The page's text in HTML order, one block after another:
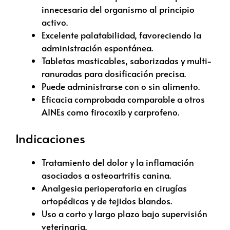
innecesaria del organismo al principio
activo.
Excelente palatabilidad, favoreciendo la
administración espontánea.
Tabletas masticables, saborizadas y multi-
ranuradas para dosificación precisa.
Puede administrarse con o sin alimento.
Eficacia comprobada comparable a otros
AINEs como firocoxib y carprofeno.
Indicaciones
Tratamiento del dolor y la inflamación
asociados a osteoartritis canina.
Analgesia perioperatoria en cirugías
ortopédicas y de tejidos blandos.
Uso a corto y largo plazo bajo supervisión
veterinaria.